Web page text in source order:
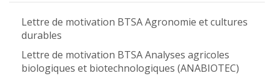
Lettre de motivation BTSA Agronomie et cultures
durables
Lettre de motivation BTSA Analyses agricoles
biologiques et biotechnologiques (ANABIOTEC)